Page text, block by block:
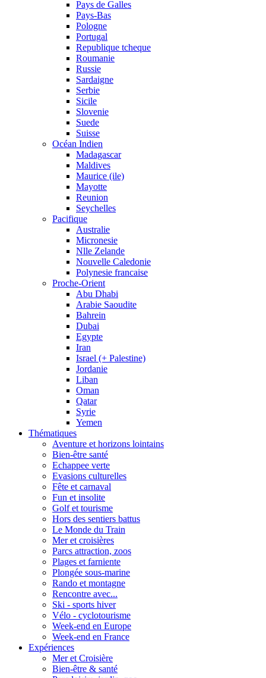
Pays de Galles
Pays-Bas
Pologne
Portugal
Republique tcheque
Roumanie
Russie
Sardaigne
Serbie
Sicile
Slovenie
Suede
Suisse
Océan Indien
Madagascar
Maldives
Maurice (ile)
Mayotte
Reunion
Seychelles
Pacifique
Australie
Micronesie
Nlle Zelande
Nouvelle Caledonie
Polynesie francaise
Proche-Orient
Abu Dhabi
Arabie Saoudite
Bahrein
Dubai
Egypte
Iran
Israel (+ Palestine)
Jordanie
Liban
Oman
Qatar
Syrie
Yemen
Thématiques
Aventure et horizons lointains
Bien-être santé
Echappee verte
Evasions culturelles
Fête et carnaval
Fun et insolite
Golf et tourisme
Hors des sentiers battus
Le Monde du Train
Mer et croisières
Parcs attraction, zoos
Plages et farniente
Plongée sous-marine
Rando et montagne
Rencontre avec...
Ski - sports hiver
Vélo - cyclotourisme
Week-end en Europe
Week-end en France
Expériences
Mer et Croisière
Bien-être & santé